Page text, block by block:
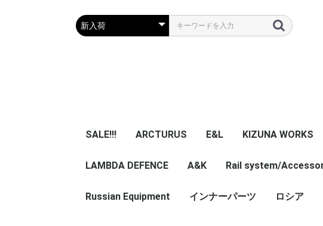
SALE!!! ARCTURUS
マガジン
エアガン本体
E&L
パーツ
マガジン
エアガン本体
KIZUNA WORKS
GBB PISTOL本体
レール/アクセサ
マガジン
アクセサリー
LAMBDA DEFENCE A&K
エアガン本体
エアガン本体
パーツ
Rail system/
KIZUNA WORKS
TWI
NB
ZENITCO
TM ZENITCO
CORE Airsoft
ASURA DYNAMICS
5ku
Russian Equipment インナーパーツ ロシア